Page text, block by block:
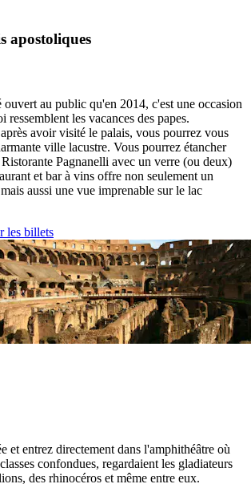
apostoliques
ouvert au public qu'en 2014, c'est une occasion
ressemblent les vacances des papes.
avoir visité le palais, vous pourrez vous
ville lacustre. Vous pourrez étancher
Pagnanelli avec un verre (ou deux)
et bar à vins offre non seulement un
aussi une vue imprenable sur le lac
les billets
et entrez directement dans l'amphithéâtre où
confondues, regardaient les gladiateurs
des rhinocéros et même entre eux.